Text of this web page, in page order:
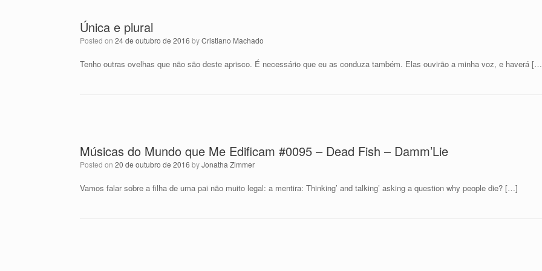
Única e plural
Posted on 24 de outubro de 2016 byCristiano Machado
Tenho outras ovelhas que não são deste aprisco. É necessário que eu as conduza também. Elas ouvirão a minha voz, e haverá
Músicas do Mundo que Me Edificam #0095 – Dead Fish – Damm’Lie
Posted on 20 de outubro de 2016 byJonatha Zimmer
Vamos falar sobre a filha de uma pai não muito legal: a mentira: Thinking’ and talking’ asking a question why people die? […]